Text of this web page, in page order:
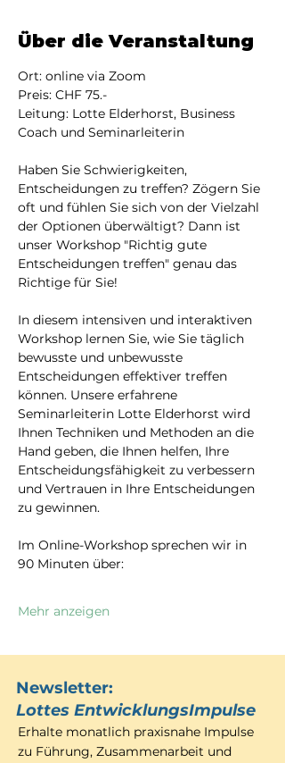
Über die Veranstaltung
Ort: online via Zoom
Preis: CHF 75.-
Leitung: Lotte Elderhorst, Business
Coach und Seminarleiterin
Haben Sie Schwierigkeiten,
Entscheidungen zu treffen? Zögern Sie
oft und fühlen Sie sich von der Vielzahl
der Optionen überwältigt? Dann ist
unser Workshop "Richtig gute
Entscheidungen treffen" genau das
Richtige für Sie!
In diesem intensiven und interaktiven
Workshop lernen Sie, wie Sie täglich
bewusste und unbewusste
Entscheidungen effektiver treffen
können. Unsere erfahrene
Seminarleiterin Lotte Elderhorst wird
Ihnen Techniken und Methoden an die
Hand geben, die Ihnen helfen, Ihre
Entscheidungsfähigkeit zu verbessern
und Vertrauen in Ihre Entscheidungen
zu gewinnen.
Im Online-Workshop sprechen wir in
90 Minuten über:
Mehr anzeigen
Newsletter:
Lottes EntwicklungsImpulse
Erhalte monatlich praxisnahe Impulse
zu Führung, Zusammenarbeit und